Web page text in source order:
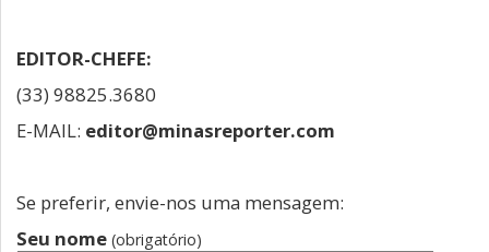
EDITOR-CHEFE:
(33) 98825.3680
E-MAIL: editor@minasreporter.com
Se preferir, envie-nos uma mensagem:
Seu nome (obrigatório)